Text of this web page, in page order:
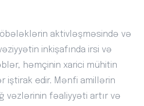
aktivləşməsində və
inkişafında irsi və
həmçinin xarici mühitin
iştirak edir. Mənfi amillərin
vəzlərinin fəaliyyəti artır və